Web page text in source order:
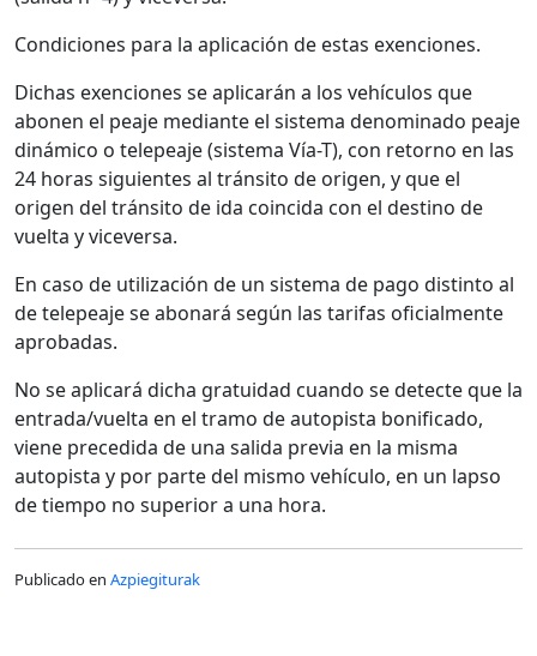
Condiciones para la aplicación de estas exenciones.
Dichas exenciones se aplicarán a los vehículos que
abonen el peaje mediante el sistema denominado peaje
dinámico o telepeaje (sistema Vía-T), con retorno en las
24 horas siguientes al tránsito de origen, y que el
origen del tránsito de ida coincida con el destino de
vuelta y viceversa.
En caso de utilización de un sistema de pago distinto al
de telepeaje se abonará según las tarifas oficialmente
aprobadas.
No se aplicará dicha gratuidad cuando se detecte que la
entrada/vuelta en el tramo de autopista bonificado,
viene precedida de una salida previa en la misma
autopista y por parte del mismo vehículo, en un lapso
de tiempo no superior a una hora.
Publicado en Azpiegiturak